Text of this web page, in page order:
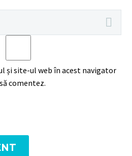
și site-ul web în acest navigator
comentez.